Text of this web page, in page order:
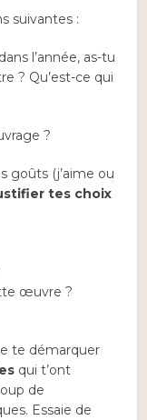
suivantes :
l’année, as-tu
? Qu’est-ce qui
?
goûts (j’aime ou
tes choix
œuvre ?
te démarquer
qui t’ont
de
Essaie de